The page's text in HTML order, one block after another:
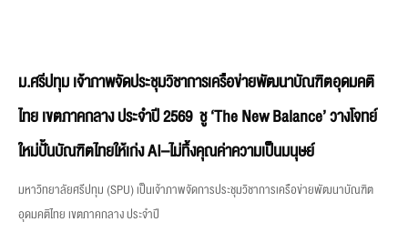
ม.ศรีปทุม เจ้าภาพจัดประชุมวิชาการเครือข่ายพัฒนาบัณฑิตอุดมคติ
ไทย เขตภาคกลาง ประจำปี 2569 ชู ‘The New Balance’ วางโจทย์
ใหม่ปั้นบัณฑิตไทยให้เก่ง AI–ไม่ทิ้งคุณค่าความเป็นมนุษย์
มหาวิทยาลัยศรีปทุม (SPU) เป็นเจ้าภาพจัดการประชุมวิชาการเครือข่ายพัฒนาบัณฑิต
อุดมคติไทย เขตภาคกลาง ประจำปี